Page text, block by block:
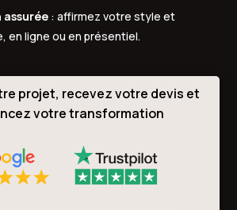
: affirmez votre style et
en ligne ou en présentiel.
projet, recevez votre devis et
votre transformation